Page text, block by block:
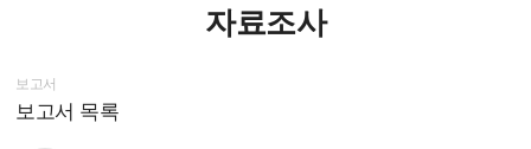
자료조사
보고서
보고서 목록